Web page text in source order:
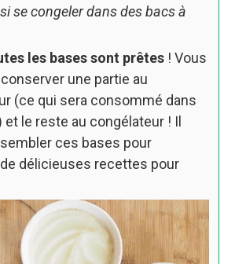
se congeler dans des bacs à
les bases sont prêtes ! Vous
une partie au
(ce qui sera consommé dans
et le reste au congélateur ! Il
ces bases pour
délicieuses recettes pour